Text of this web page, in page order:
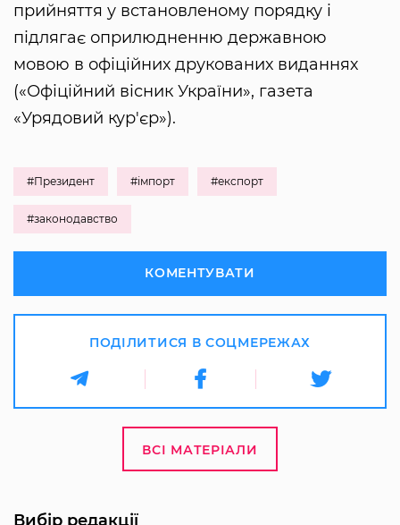
прийняття у встановленому порядку і
підлягає оприлюдненню державною
мовою в офіційних друкованих виданнях
(«Офіційний вісник України», газета
«Урядовий кур'єр»).
#Президент #імпорт #експорт
#законодавство
КОМЕНТУВАТИ
ПОДІЛИТИСЯ В СОЦМЕРЕЖАХ
ВСІ МАТЕРІАЛИ
Вибір редакції